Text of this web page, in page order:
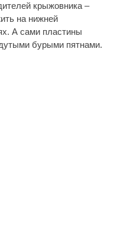
крыжовника –
на нижней
А сами пластины
бурыми пятнами.